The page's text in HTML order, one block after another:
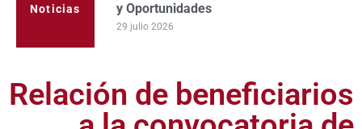
y Oportunidades
29 julio 2026
clausura con alta participación de
empresas en la primera edición del
23 julio 2026